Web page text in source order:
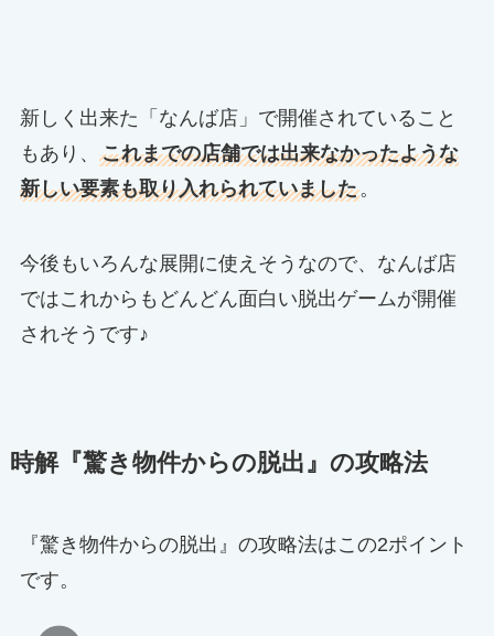
新しく出来た「なんば店」で開催されていること
もあり、 これまでの店舗では出来なかったような
新しい要素も取り入れられていました。
今後もいろんな展開に使えそうなので、なんば店
ではこれからもどんどん面白い脱出ゲームが開催
されそうです♪
時解『驚き物件からの脱出』の攻略法
『驚き物件からの脱出』の攻略法はこの2ポイント
です。